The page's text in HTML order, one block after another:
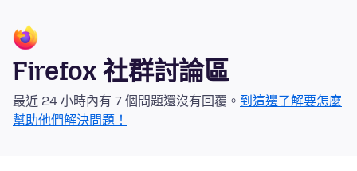
Firefox 社群討論區
最近 24 小時內有 7 個問題還沒有回覆。 到這邊了解要怎麼
幫助他們解決問題！